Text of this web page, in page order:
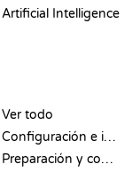
Artificial Intelligence
Ver todo
Configuración e inicio
Preparación y commit